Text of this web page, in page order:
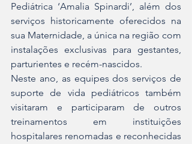
Pediátrica ‘Amalia Spinardi’, além dos
serviços historicamente oferecidos na
sua Maternidade, a única na região com
instalações exclusivas para gestantes,
parturientes e recém-nascidos.
Neste ano, as equipes dos serviços de
suporte de vida pediátricos também
visitaram e participaram de outros
treinamentos em instituições
hospitalares renomadas e reconhecidas